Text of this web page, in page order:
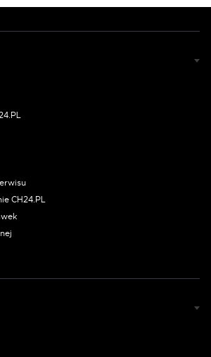
CH24.PL